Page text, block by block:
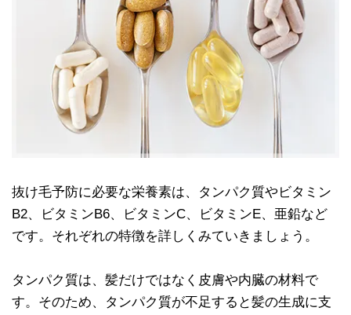
抜け毛予防に必要な栄養素は、タンパク質やビタミン
B2、ビタミンB6、ビタミンC、ビタミンE、亜鉛など
です。それぞれの特徴を詳しくみていきましょう。
タンパク質は、髪だけではなく皮膚や内臓の材料で
す。そのため、タンパク質が不足すると髪の生成に支